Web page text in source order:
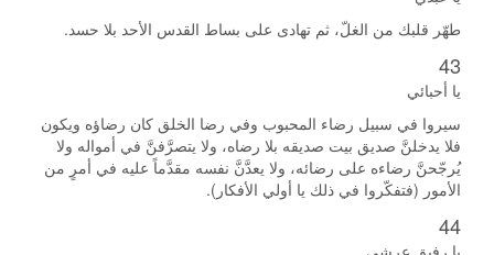
طهّر قلبك من الغلّ، ثم تهادى على بساط القدس الأحد بلا حسد.
43
يا أحبائي
سيروا في سبيل رضاء المحبوب وفي رضا الخلق كان رضاؤه ويكون
فلا يدخلنَّ صديق بيت صديقه بلا رضاه، ولا يتصرَّفنَّ في أمواله ولا
يُرجّحنَّ رضاءه على رضائه، ولا يعدَّنَّ نفسه مقدَّماً عليه في أمرٍ من
الأمور (فتفكّروا في ذلك يا أولي الأفكار).
44
يا رفيق عرشي